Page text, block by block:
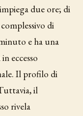
due ore; di
di
e ha una
eccesso
Il profilo di
il
rivela